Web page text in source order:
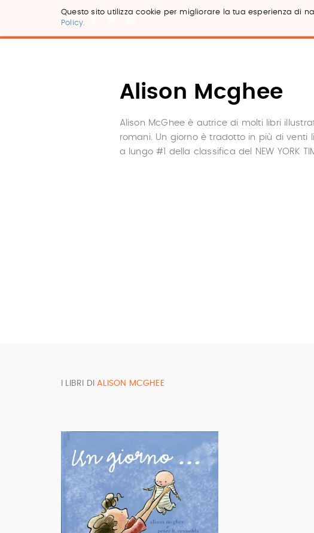
Questo sito utilizza cookie per migliorare la tua esperienza di
Policy.
Alison Mcghee
Alison McGhee è autrice di molti libri
romani. Un giorno è tradotto in più di venti
a lungo #1 della classifica del NEW YORK
I LIBRI DIALISON MCGHEE